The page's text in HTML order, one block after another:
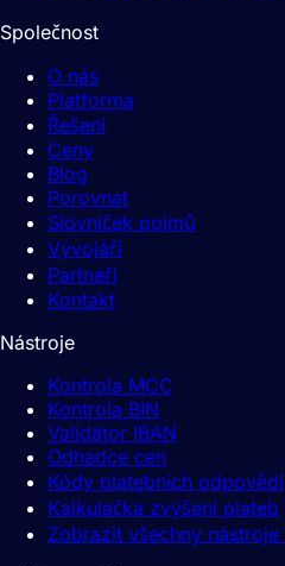
Společnost
O nás
Platforma
Řešení
Ceny
Blog
Porovnat
Slovníček pojmů
Vývojáři
Partneři
Kontakt
Nástroje
Kontrola MCC
Kontrola BIN
Validátor IBAN
Odhadce cen
Kódy platebních odpovědí
Kalkulačka zvýšení plateb
Zobrazit všechny nástroje